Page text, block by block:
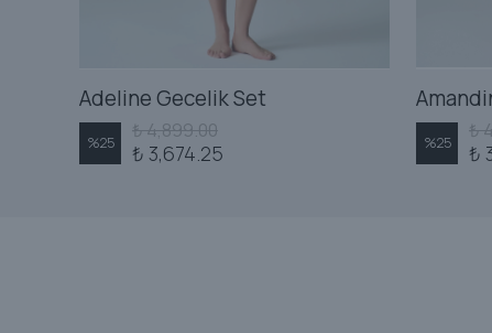
Adeline Gecelik Set
%25
₺ 4,899.00
₺ 3,674.25 %25
₺
₺